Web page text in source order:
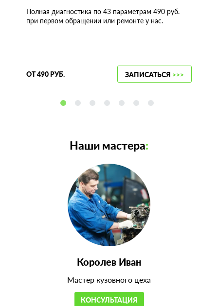
Полная диагностика по 43 параметрам 490 руб.
при первом обращении или ремонте у нас.
ОТ 490 РУБ. ЗАПИСАТЬСЯ >>>
Наши мастера:
Королев Иван
Мастер кузовного цеха
КОНСУЛЬТАЦИЯ